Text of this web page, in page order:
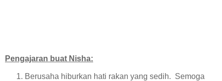
Pengajaran buat Nisha:
Berusaha hiburkan hati rakan yang sedih. Semoga